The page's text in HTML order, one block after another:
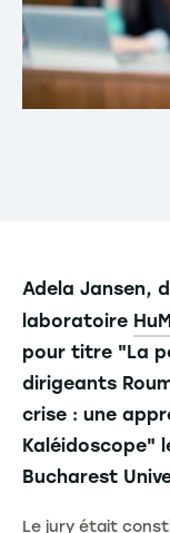
Adela Jansen,
laboratoire
pour titre "La
dirigeants
crise : une
Kaléidoscope"
Bucharest
Le jury était